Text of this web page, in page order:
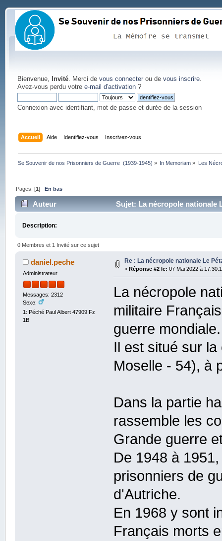
Bienvenue, Invité. Merci de vous connecterou de vous inscrire.
Avez-vous perdu votre e-mail d'activation?
Connexion avec identifiant, mot de passe et durée de la session
Accueil Aide Identifiez-vous Inscrivez-vous
Se Souvenir de nos Prisonniers de Guerre  (1939-1945) » In Memoriam » Les
Pages: [1]En bas
Auteur Sujet: La nécropole nationale
Description:
0 Membres et 1 Invité sur ce sujet
daniel.peche
Administrateur
Messages: 2312
Sexe:
1: Péché Paul Albert 47909 Fz
1B
Re : La nécropole nationale Le
« Réponse #2 le: 07 Mai 2022 à
La nécropole
militaire
guerre mondiale.
Il est situé sur
Moselle - 54), à
Dans la partie
rassemble les
Grande guerre
De 1948 à
prisonniers de
d'Autriche.
En 1968 y sont
Français morts